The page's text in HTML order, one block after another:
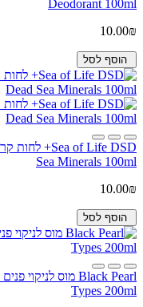
Deodorant 100ml
10.00₪
הוסף לסל
Sea Minerals 100ml
10.00₪
הוסף לסל
Types 200ml